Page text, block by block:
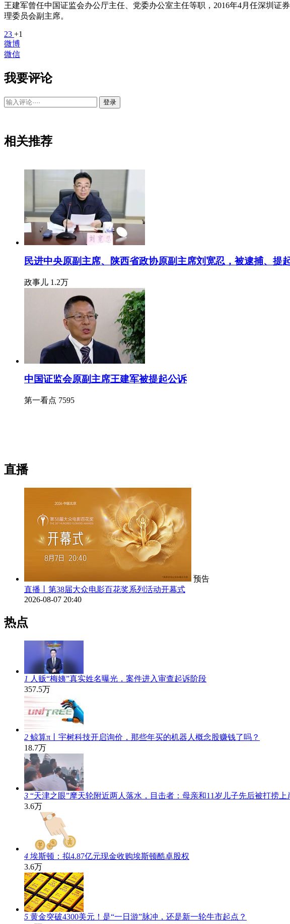
王建军曾任中国证监会办公厅主任、党委办公室主任等职，2016年4月任深圳
理委员会副主席。
23 +1
微博
微信
我要评论
登录
相关推荐
民进中央原副主席、陕西省政协原副主席刘宽忍，被逮捕、提
政事儿 1.2万
中国证监会原副主席王建军被提起公诉
第一看点 7595
直播
预告
直播丨第38届大众电影百花奖系列活动开幕式
2026-08-07 20:40
热点
1 人贩“梅姨”真实姓名曝光，案件进入审查起诉阶段
357.5万
2 鲸算π丨宇树科技开启询价，那些年买的机器人概念股赚钱了吗？
18.7万
3 “天津之眼”摩天轮附近两人落水，目击者：母亲和11岁儿子先后被打捞上
3.6万
4 埃斯顿：拟4.87亿元现金收购埃斯顿酷卓股权
3.6万
5 黄金突破4300美元！是“一日游”脉冲，还是新一轮牛市起点？